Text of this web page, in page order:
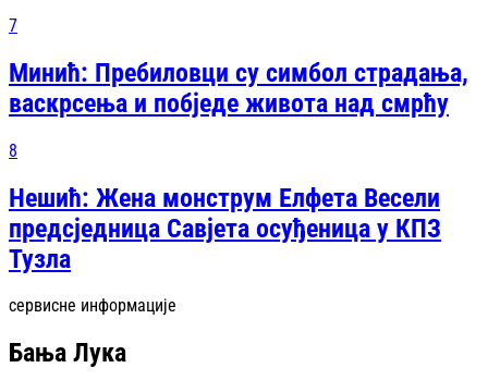
7
Минић: Пребиловци су симбол страдања,
васкрсења и побједе живота над смрћу
8
Нешић: Жена монструм Елфета Весели
предсједница Савјета осуђеница у КПЗ
Тузла
сервисне информације
Бања Лука